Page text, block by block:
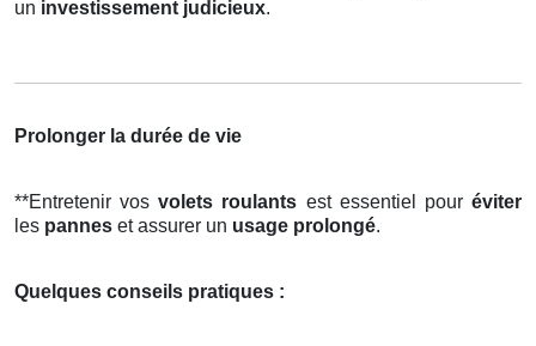
un investissement judicieux.
Prolonger la durée de vie
**Entretenir vosvolets roulants est essentiel pouréviter
les pannes et assurer un usage prolongé.
Quelques conseils pratiques :